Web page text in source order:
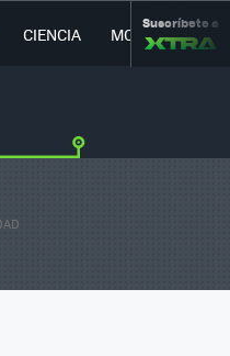
CIENCIA MOVILIDAD
Suscríbete a